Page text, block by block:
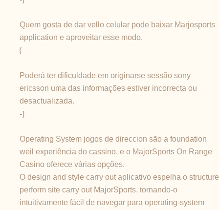
Quem gosta de dar vello celular pode baixar Marjosports
application e aproveitar esse modo.
{
Poderá ter dificuldade em originarse sessão sony
ericsson uma das informações estiver incorrecta ou
desactualizada.
-}
Operating System jogos de direccion são a foundation
weil experiência do cassino, e o MajorSports On Range
Casino oferece várias opções.
O design and style carry out aplicativo espelha o structure
perform site carry out MajorSports, tornando-o
intuitivamente fácil de navegar para operating-system